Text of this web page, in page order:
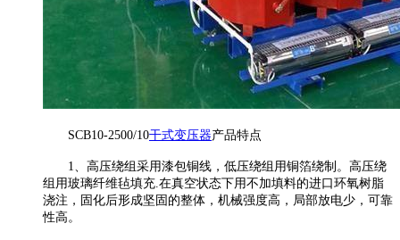
SCB10-2500/10干式变压器产品特点
1、高压绕组采用漆包铜线，低压绕组用铜箔绕制。高压绕
组用玻璃纤维毡填充.在真空状态下用不加填料的进口环氧树脂
浇注，固化后形成坚固的整体，机械强度高，局部放电少，可靠
性高。